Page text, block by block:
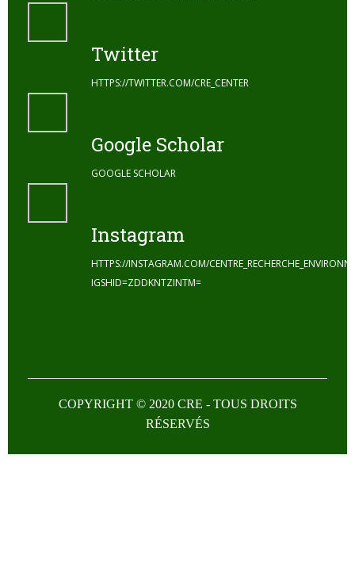
Twitter
HTTPS://TWITTER.COM/CRE_CENTER
Google Scholar
GOOGLE SCHOLAR
Instagram
HTTPS://INSTAGRAM.COM/
IGSHID=ZDDKNTZINTM=
COPYRIGHT © 2020 CRE - TOUS DROITS
RÉSERVÉS